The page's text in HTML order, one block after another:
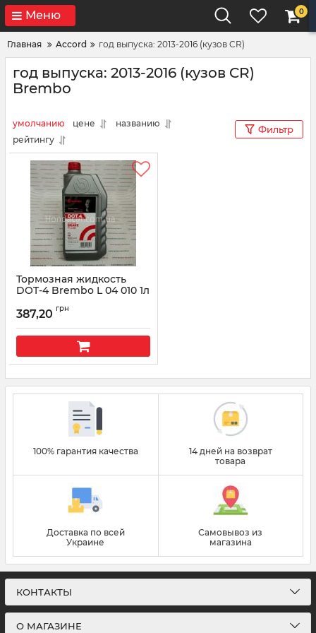
Меню 0
Главная Accord год выпуска: 2013-2016 (кузов CR)
год выпуска: 2013-2016 (кузов CR)
Brembo
умолчанию цене
названию
рейтингу
Фильтр
Тормозная жидкость
DOT-4 Brembo L 04 010 1л
387,20 грн
100% гарантия качества
14 дней на возврат
товара
Доставка по всей
Украине
Самовывоз из
магазина
КОНТАКТЫ
О МАГАЗИНЕ